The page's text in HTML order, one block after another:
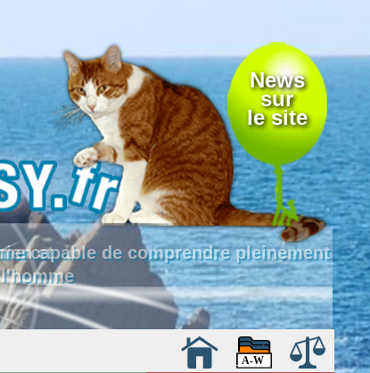
News
sur
le site
capable de comprendre pleinement